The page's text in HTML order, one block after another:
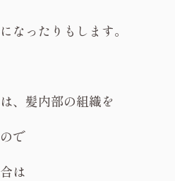
なったりもします。
、髪内部の組織を
で
は